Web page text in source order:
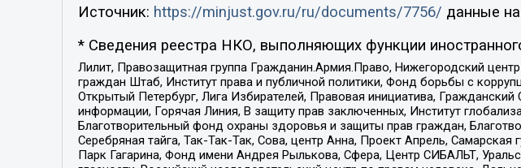
Источник: https://minjust.gov.ru/ru/documents/7756/ данные на
* Сведения реестра НКО, выполняющих функции
Лилит, Правозащитная группа Гражданин.Армия.Право, Нижегородский
граждан Штаб, Институт права и публичной политики, Фонд борьбы с
Открытый Петербург, Лига Избирателей, Правовая инициатива,
информации, Горячая Линия, В защиту прав заключенных, Институт
Благотворительный фонд охраны здоровья и защиты прав граждан,
Серебряная тайга, Так-Так-Так, Сова, центр Анна, Проект Апрель,
Парк Гагарина, Фонд имени Андрея Рылькова, Сфера, Центр СИБАЛЬТ,